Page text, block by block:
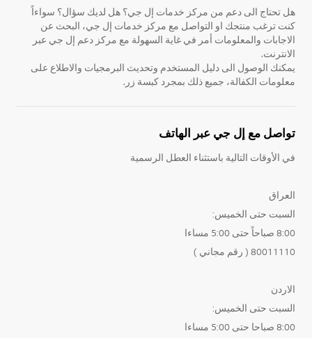
هل تحتاج الى دعم من مركز خدمات إل جي؟ هل لديك سؤال؟ سواءاً
كنت ترغب منتجك او التواصل مع مركز خدمات إل جي، البحث عن
الاجابات والمعلومات أمر في غاية السهولة مع مركز دعم إل جي عبر
الانترنت.
يمكنك الوصول الى دليل المستخدم وتحديث البرمجيات والاطلاع على
معلومات الكفالة، جميع ذلك بمجرد كبسة زر.
تواصل مع إل جي عبر الهاتف
في الأوقات التالية باستثناء العطل الرسمية
العراق
السبت حتى الخميس:
8:00 صباحاً حتى 5:00 مساءا
80011110 ( رقم مجاني )
الاردن
السبت حتى الخميس:
8:00 صباحا حتى 5:00 مساءا